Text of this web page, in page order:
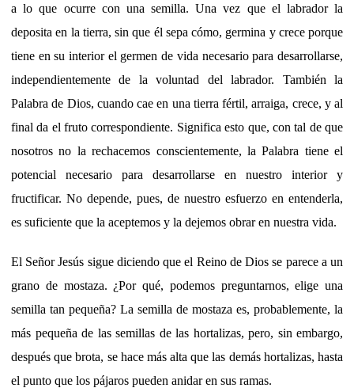
a lo que ocurre con una semilla. Una vez que el labrador la
deposita en la tierra, sin que él sepa cómo, germina y crece porque
tiene en su interior el germen de vida necesario para desarrollarse,
independientemente de la voluntad del labrador. También la
Palabra de Dios, cuando cae en una tierra fértil, arraiga, crece, y al
final da el fruto correspondiente. Significa esto que, con tal de que
nosotros no la rechacemos conscientemente, la Palabra tiene el
potencial necesario para desarrollarse en nuestro interior y
fructificar. No depende, pues, de nuestro esfuerzo en entenderla,
es suficiente que la aceptemos y la dejemos obrar en nuestra vida.
El Señor Jesús sigue diciendo que el Reino de Dios se parece a un
grano de mostaza. ¿Por qué, podemos preguntarnos, elige una
semilla tan pequeña? La semilla de mostaza es, probablemente, la
más pequeña de las semillas de las hortalizas, pero, sin embargo,
después que brota, se hace más alta que las demás hortalizas, hasta
el punto que los pájaros pueden anidar en sus ramas.